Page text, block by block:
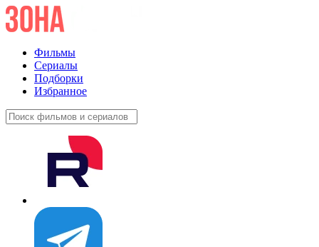
Фильмы
Сериалы
Подборки
Избранное